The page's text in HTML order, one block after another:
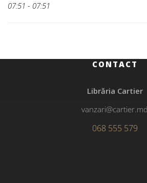
07:51 - 07:51
CONTACT
Librăria Cartier
vanzari@cartier.md
068 555 579